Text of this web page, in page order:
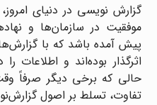
گزارش نویسی در دنیای
موفقیت در سازمان‌ها و
پیش آمده باشد که با
اثرگذار بوده‌اند و اطلاعات
حالی که برخی دیگر صرفاً
تفاوت، تسلط بر اصول